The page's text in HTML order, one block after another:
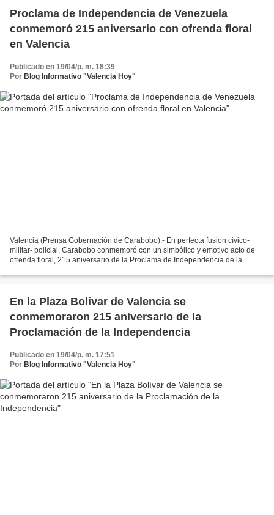
Proclama de Independencia de Venezuela
conmemoró 215 aniversario con ofrenda floral
en Valencia
Publicado en 19/04/p. m. 18:39
Por Blog Informativo "Valencia Hoy"
Valencia (Prensa Gobernación de Carabobo).- En perfecta fusión cívico-
militar- policial, Carabobo conmemoró con un simbólico y emotivo acto de
ofrenda floral, 215 aniversario de la Proclama de Independencia de la
En la Plaza Bolívar de Valencia se
conmemoraron 215 aniversario de la
Proclamación de la Independencia
Publicado en 19/04/p. m. 17:51
Por Blog Informativo "Valencia Hoy"